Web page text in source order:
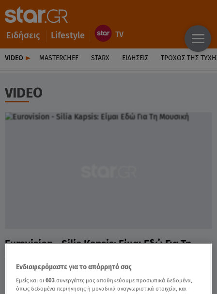
Ειδήσεις Lifestyle
VIDEO MASTERCHEF STARX ΕΙΔΉΣΕΙΣ ΤΡΟΧΌΣ ΤΗΣ
VIDEO
Eurovision - Silia Kapsis: Είμαι Εδώ Για Τη
Μουσική - Video
Ενδιαφερόμαστε για το απόρρητό σας
Εμείς και οι603 συνεργάτες μας αποθηκεύουμε προσωπικά δεδομένα,
όπως δεδομένα περιήγησης ή μοναδικά αναγνωριστικά στοιχεία, και